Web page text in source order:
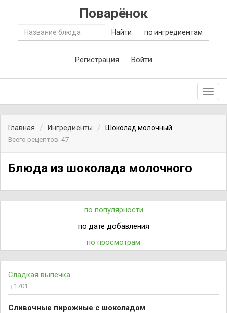
Поварёнок
Найти по ингредиентам
Регистрация Войти
Главная Ингредиенты
Шоколад молочный
Всего рецептов: 47
Блюда из шоколада молочного
по популярности
по дате добавления
по просмотрам
Сладкая выпечка
1701
Сливочные пирожные с шоколадом